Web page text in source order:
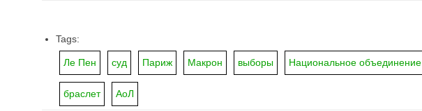
Tags:
Ле Пен суд Париж Макрон выборы Национальное объединение
браслет АоЛ